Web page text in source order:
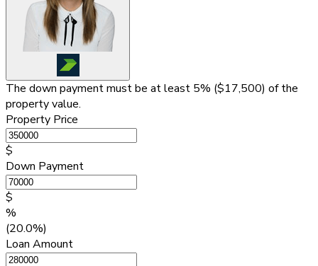
The down payment must be at least 5% ($17,500) of the
property value.
Property Price
$
Down Payment
$
%
(20.0%)
Loan Amount